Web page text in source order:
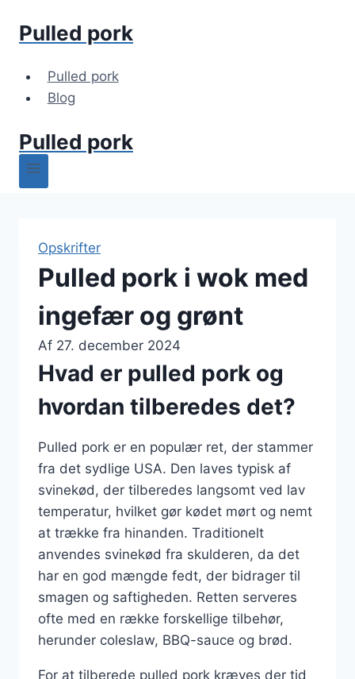
Pulled pork
Pulled pork
Blog
Pulled pork
Opskrifter
Pulled pork i wok med
ingefær og grønt
Af 27. december 2024
Hvad er pulled pork og
hvordan tilberedes det?
Pulled pork er en populær ret, der stammer
fra det sydlige USA. Den laves typisk af
svinekød, der tilberedes langsomt ved lav
temperatur, hvilket gør kødet mørt og nemt
at trække fra hinanden. Traditionelt
anvendes svinekød fra skulderen, da det
har en god mængde fedt, der bidrager til
smagen og saftigheden. Retten serveres
ofte med en række forskellige tilbehør,
herunder coleslaw, BBQ-sauce og brød.
For at tilberede pulled pork kræves der tid